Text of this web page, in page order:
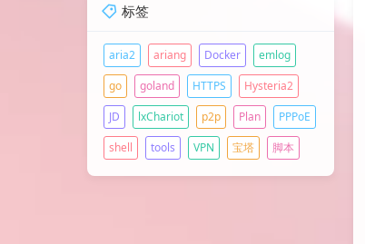
标签
aria2 ariang Docker
emlog
go
goland HTTPS
Hysteria2
JD
lxChariot p2p Plan
PPPoE
shell
tools VPN 宝塔 脚本